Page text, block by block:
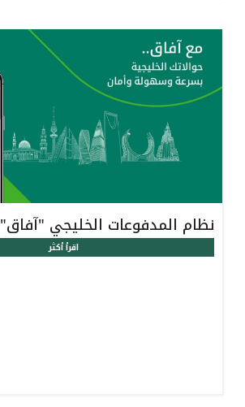
نظام المدفوعات الخليجي "آفاق"
اقرأ أكثر